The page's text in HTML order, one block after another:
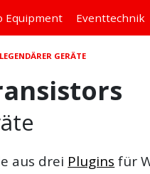
Equipment Eventtechnik
GERÄTE
aus drei Plugins für